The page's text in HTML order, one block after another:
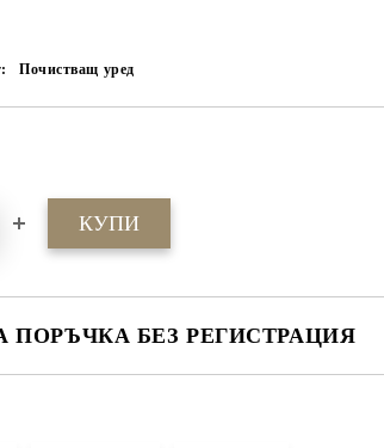
Почистващ уред
ПОРЪЧКА БЕЗ РЕГИСТРАЦИЯ